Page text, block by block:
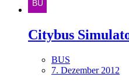
Citybus
BUS
7. Dezember 2012